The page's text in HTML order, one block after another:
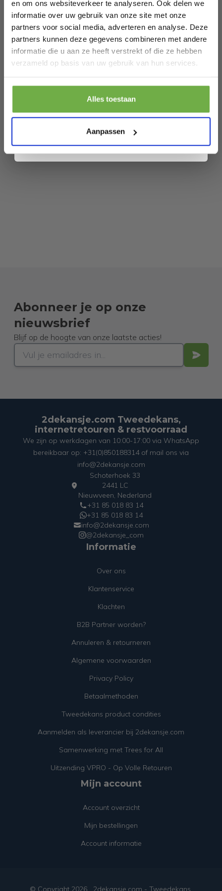
en om ons websiteverkeer te analyseren. Ook delen we
informatie over uw gebruik van onze site met onze
partners voor social media, adverteren en analyse. Deze
partners kunnen deze gegevens combineren met andere
informatie die u aan ze heeft verstrekt of die ze hebben
verzameld op basis van uw gebruik van hun services.
Alles toestaan
Aanpassen
EAN
5411212176790
SKU
27536122
Gerelateerde producten
Lucide LUCAS - Plafondspot
Messing
Prijs op bol.com € 74,99
Abonneer je op onze
nieuwsbrief
Blijf op de hoogte van onze laatste acties!
2dekansje.com Tweedekans,
internetretouren & restvoorraad
We zijn op werkdagen van 10:00-17:00 via WhatsApp
bereikbaar op: +31(0)850188314 of mail ons via
info@2dekansje.com
Schoterhoek 33
2441 LC
Nieuwveen, Nederland
+31 85 018 83 14
+31 85 018 83 14
info@2dekansje.com
@2dekansje_com
Informatie
Over ons
Klantenservice
Klachten
B2B Partner worden?
Annuleren & retourneren
Algemene voorwaarden
Privacy Policy
Betaalmethoden
Tweedekans product condities
Aanmelden als leverancier bij 2dekansje.com
Samenwerking met Trees for All
Uitzending VPRO - Op Volle Retouren
Mijn account
Account overzicht
Mijn bestellingen
Account informatie
© Copyright 2026 2dekansje.com - Tweedekans,
Laat ons weten wanneer je jarig bent
Pak € 5,- korting
. Je kunt je op elk moment weer afmelden.